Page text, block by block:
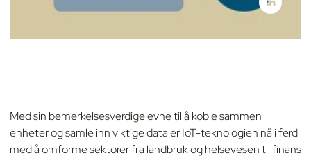
Med sin bemerkelsesverdige evne til å koble sammen
enheter og samle inn viktige data er IoT-teknologien nå i ferd
med å omforme sektorer fra landbruk og helsevesen til finans